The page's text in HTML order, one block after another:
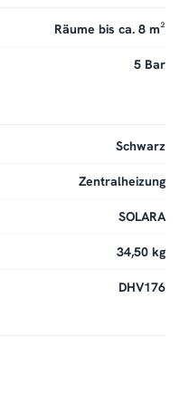
Räume bis ca. 8 m²
5 Bar
Schwarz
Zentralheizung
SOLARA
34,50 kg
DHV176